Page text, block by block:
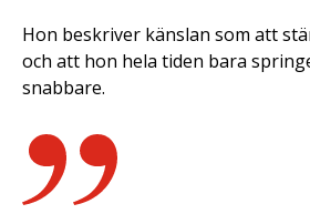
Hon beskriver känslan som att
och att hon hela tiden bara
snabbare.